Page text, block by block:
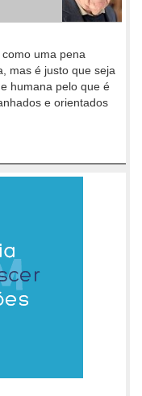
uma pena
mas é justo que seja
humana pelo que é
e orientados